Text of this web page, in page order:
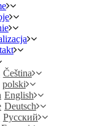
Čeština
polski
English
Deutsch
Русский